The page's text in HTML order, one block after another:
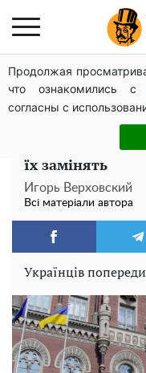
Продолжая
что ознакомились с
согласны с
Олена Тополя злив
"Антитіла" Тарас
НБУ виводить з
які гривні
їх замінять
Игорь Верховский
Всі матеріали автора
Українців